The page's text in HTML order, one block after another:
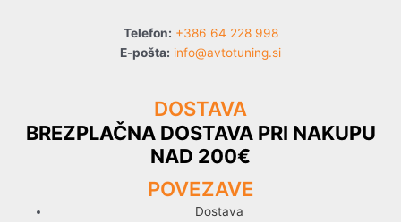
Telefon: +386 64 228 998
E-pošta: info@avtotuning.si
DOSTAVA
BREZPLAČNA DOSTAVA PRI NAKUPU
NAD 200€
POVEZAVE
Dostava